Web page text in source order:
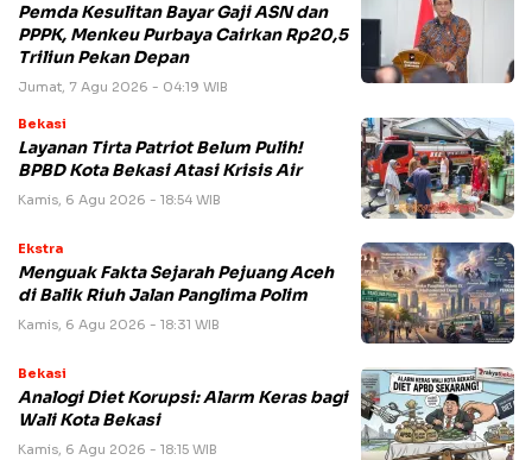
Pemda Kesulitan Bayar Gaji ASN dan
PPPK, Menkeu Purbaya Cairkan Rp20,5
Triliun Pekan Depan
Jumat, 7 Agu 2026 - 04:19 WIB
Bekasi
Layanan Tirta Patriot Belum Pulih!
BPBD Kota Bekasi Atasi Krisis Air
Kamis, 6 Agu 2026 - 18:54 WIB
Ekstra
Menguak Fakta Sejarah Pejuang Aceh
di Balik Riuh Jalan Panglima Polim
Kamis, 6 Agu 2026 - 18:31 WIB
Bekasi
Analogi Diet Korupsi: Alarm Keras bagi
Wali Kota Bekasi
Kamis, 6 Agu 2026 - 18:15 WIB